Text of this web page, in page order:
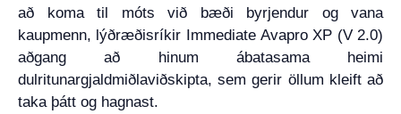
að koma til móts við bæði byrjendur og vana
kaupmenn, lýðræðisríkir Immediate Avapro XP (V 2.0)
aðgang að hinum ábatasama heimi
dulritunargjaldmiðlaviðskipta, sem gerir öllum kleift að
taka þátt og hagnast.